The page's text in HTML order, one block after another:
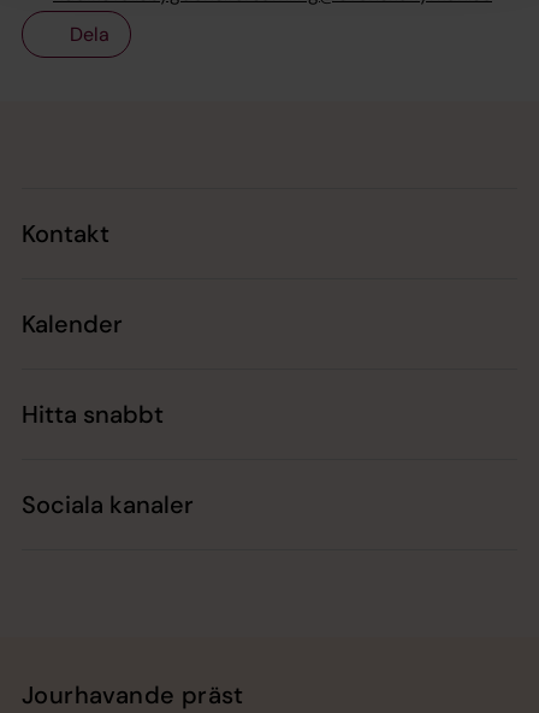
Dela
Kontakt
Kalender
Hitta snabbt
Sociala kanaler
Jourhavande präst